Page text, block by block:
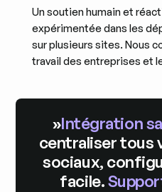
Un soutien humain et
expérimentée dans les
sur plusieurs sites. Nous
travail des entreprises et
»Intégration
centraliser tous
sociaux,
facile.